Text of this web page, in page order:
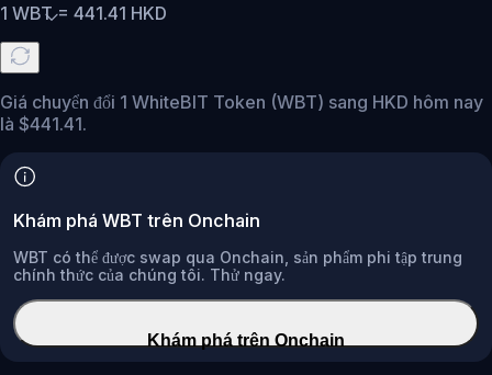
1 WBT= 441.41 HKD
Giá chuyển đổi 1 WhiteBIT Token (WBT) sang HKD hôm nay
là $441.41.
Khám phá WBT trên Onchain
WBT có thể được swap qua Onchain, sản phẩm phi tập trung
chính thức của chúng tôi. Thử ngay.
Khám phá trên Onchain